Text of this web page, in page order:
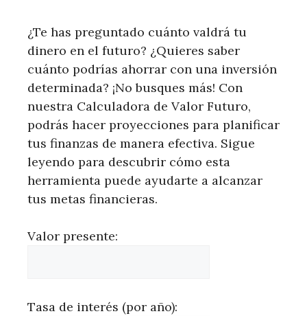
¿Te has preguntado cuánto valdrá tu
dinero en el futuro? ¿Quieres saber
cuánto podrías ahorrar con una inversión
determinada? ¡No busques más! Con
nuestra Calculadora de Valor Futuro,
podrás hacer proyecciones para planificar
tus finanzas de manera efectiva. Sigue
leyendo para descubrir cómo esta
herramienta puede ayudarte a alcanzar
tus metas financieras.
Valor presente:
Tasa de interés (por año):